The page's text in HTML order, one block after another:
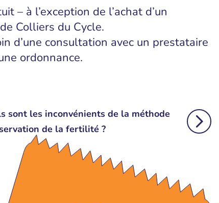
– à l’exception de l’achat d’un
Colliers du Cycle.
d’une consultation avec un prestataire
ordonnance.
sont les inconvénients de la méthode
de la fertilité ?